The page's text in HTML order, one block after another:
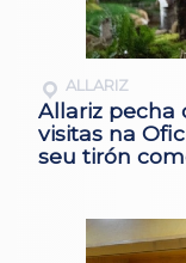
ALLARIZ
Allariz pecha
visitas na
seu tirón